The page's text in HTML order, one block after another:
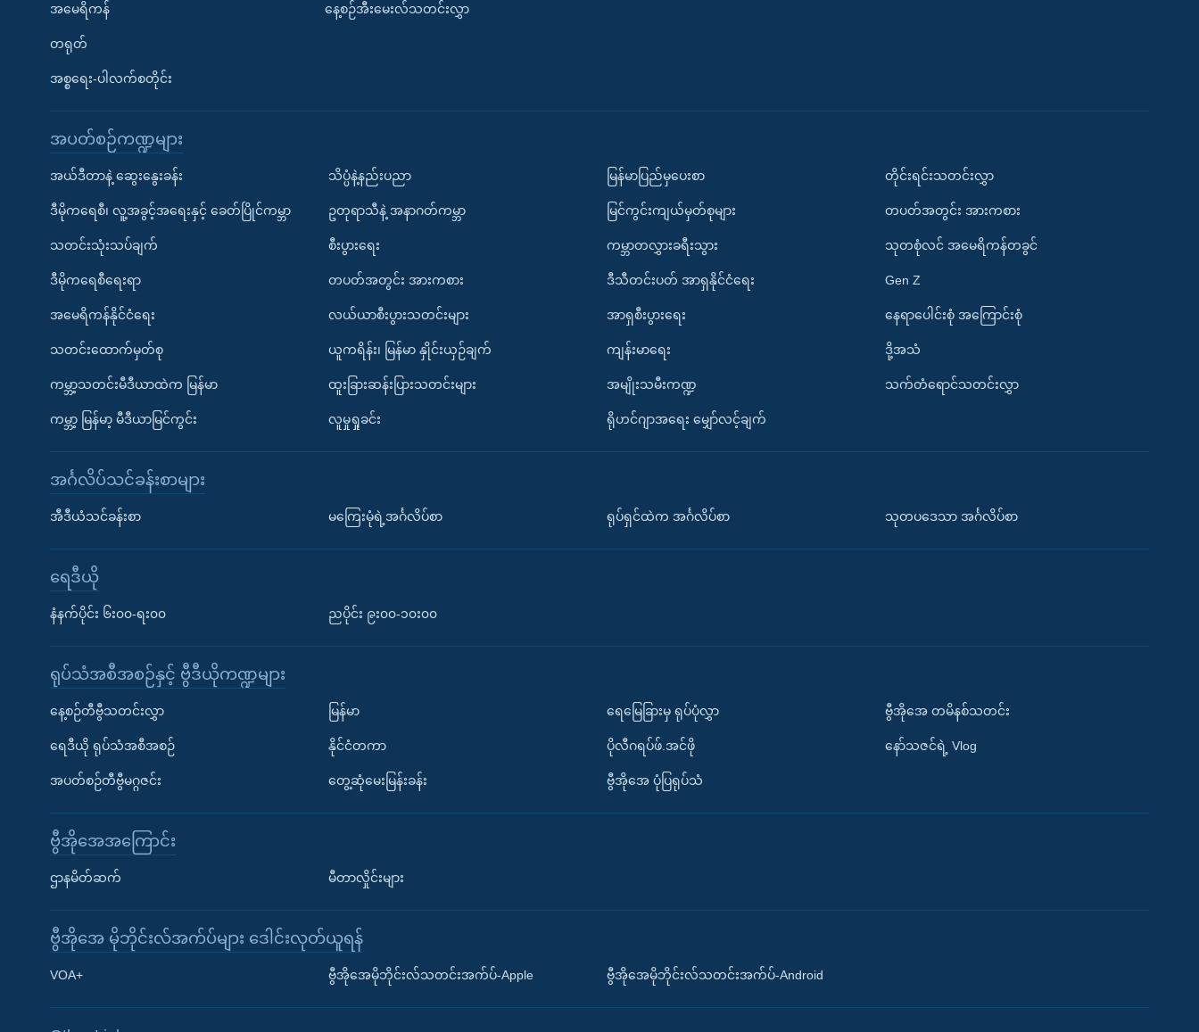
Learning English
အမေရိကန်
တရုတ်
အစ္စရေး-ပါလက်စတိုင်း
နေ့စဉ်အီးမေးလ်သတင်းလွှာ
အပတ်စဉ်ကဏ္ဍများ
အယ်ဒီတာနဲ့ ဆွေးနွေးခန်း
ဒီမိုကရေစီ၊ လူ့အခွင့်အရေးနှင့် ခေတ်ပြိုင်ကမ္ဘာ
သတင်းသုံးသပ်ချက်
ဒီမိုကရေစီရေးရာ
အမေရိကန်နိုင်ငံရေး
သတင်းထောက်မှတ်စု
ကမ္ဘာ့သတင်းမီဒီယာထဲက မြန်မာ
ကမ္ဘာ့ မြန်မာ့ မီဒီယာမြင်ကွင်း
သိပ္ပံနဲ့နည်းပညာ
ဥတုရာသီနဲ့ အနာဂတ်ကမ္ဘာ
စီးပွားရေး
တပတ်အတွင်း အားကစား
လယ်ယာစီးပွားသတင်းများ
ယူကရိန်း၊ မြန်မာ နှိုင်းယှဉ်ချက်
ထူးခြားဆန်းပြားသတင်းများ
လူမှုရှုခင်း
မြန်မာပြည်မှပေးစာ
မြင်ကွင်းကျယ်မှတ်စုများ
ကမ္ဘာတလွှားခရီးသွား
ဒီသီတင်းပတ် အာရှနိုင်ငံရေး
အာရှစီးပွားရေး
ကျန်းမာရေး
အမျိုးသမီးကဏ္ဍ
ရိုဟင်ဂျာအရေး မျှော်လင့်ချက်
တိုင်းရင်းသတင်းလွှာ
တပတ်အတွင်း အားကစား
သုတစုံလင် အမေရိကန်တခွင်
Gen Z
နေရာပေါင်းစုံ အကြောင်းစုံ
ဒို့အသံ
သက်တံရောင်သတင်းလွှာ
အင်္ဂလိပ်သင်ခန်းစာများ
အီဒီယံသင်ခန်းစာ မကြေးမုံရဲ့အင်္ဂလိပ်စာ ရုပ်ရှင်ထဲက အင်္ဂလိပ်စာ သုတပဒေသာ အင်္ဂလိပ်စာ
ရေဒီယို
နံနက်ပိုင်း ၆း၀၀-ရး၀၀ ညပိုင်း ၉း၀၀-၁၀း၀၀
ရုပ်သံအစီအစဉ်နှင့် ဗွီဒီယိုကဏ္ဍများ
နေ့စဉ်တီဗွီသတင်းလွှာ
ရေဒီယို ရုပ်သံအစီအစဉ်
အပတ်စဉ်တီဗွီမဂ္ဂဇင်း
မြန်မာ
နိုင်ငံတကာ
တွေ့ဆုံမေးမြန်းခန်း
ရေမြေခြားမှ ရုပ်ပုံလွှာ
ပိုလီဂရပ်ဖ်.အင်ဖို
ဗွီအိုအေ ပုံပြရုပ်သံ
ဗွီအိုအေ တမိနစ်သတင်း
နော်သဇင်ရဲ့ Vlog
ဗွီအိုအေအကြောင်း
ဌာနမိတ်ဆက် မီတာလှိုင်းများ
ဗွီအိုအေ မိုဘိုင်းလ်အက်ပ်များ ဒေါင်းလုတ်ယူရန်
VOA+ ဗွီအိုအေမိုဘိုင်းလ်သတင်းအက်ပ်-Apple ဗွီအိုအေမိုဘိုင်းလ်သတင်းအက်ပ်-Android